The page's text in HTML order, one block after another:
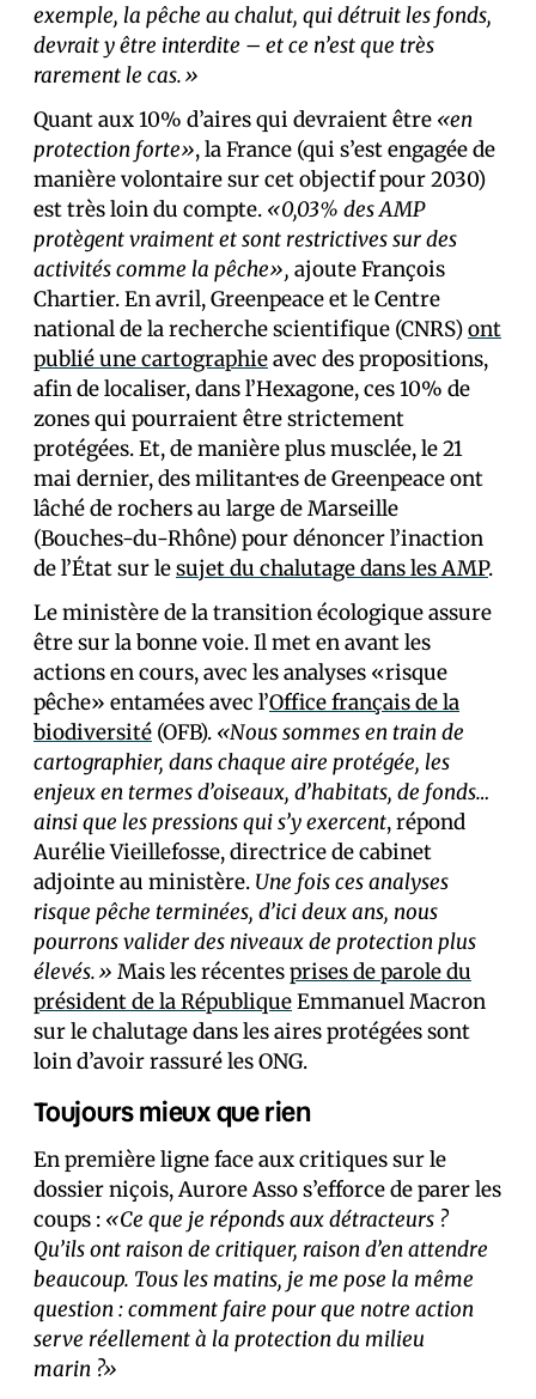
exemple, la pêche au chalut, qui détruit les fonds,
devrait y être interdite – et ce n’est que très
rarement le cas.»
Quant aux 10% d’aires qui devraient être «en
protection forte», la France (qui s’est engagée de
manière volontaire sur cet objectif pour 2030)
est très loin du compte. «0,03% des AMP
protègent vraiment et sont restrictives sur des
activités comme la pêche», ajoute François
Chartier. En avril, Greenpeace et le Centre
national de la recherche scientifique (CNRS)ont
publié une cartographieavec des propositions,
afin de localiser, dans l’Hexagone, ces 10% de
zones qui pourraient être strictement
protégées. Et, de manière plus musclée, le 21
mai dernier, des militant·es de Greenpeace ont
lâché de rochers au large de Marseille
(Bouches-du-Rhône) pour dénoncer l’inaction
de l’État sur lesujet du chalutage dans les AMP.
Le ministère de la transition écologique assure
être sur la bonne voie. Il met en avant les
actions en cours, avec les analyses «risque
pêche» entamées avec l’Office français de la
biodiversité (OFB). «Nous sommes en train de
cartographier, dans chaque aire protégée, les
enjeux en termes d’oiseaux, d’habitats, de fonds…
ainsi que les pressions qui s’y exercent, répond
Aurélie Vieillefosse, directrice de cabinet
adjointe au ministère. Une fois ces analyses
risque pêche terminées, d’ici deux ans, nous
pourrons valider des niveaux de protection plus
élevés.» Mais les récentesprises de parole du
président de la RépubliqueEmmanuel Macron
sur le chalutage dans les aires protégées sont
loin d’avoir rassuré les ONG.
Toujours mieux que rien
En première ligne face aux critiques sur le
dossier niçois, Aurore Asso s’efforce de parer les
coups : «Ce que je réponds aux détracteurs ?
Qu’ils ont raison de critiquer, raison d’en attendre
beaucoup. Tous les matins, je me pose la même
question : comment faire pour que notre action
serve réellement à la protection du milieu
marin ?»